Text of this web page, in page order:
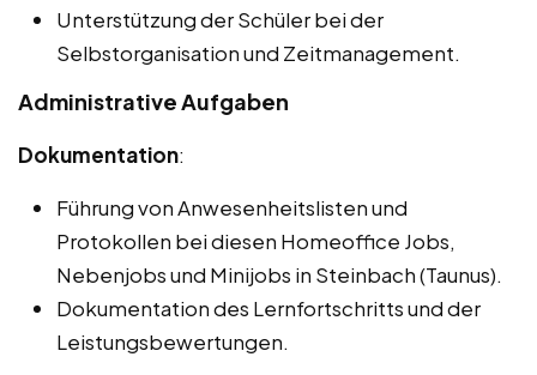
Unterstützung der Schüler bei der
Selbstorganisation und Zeitmanagement.
Administrative Aufgaben
Dokumentation:
Führung von Anwesenheitslisten und
Protokollen bei diesen Homeoffice Jobs,
Nebenjobs und Minijobs in Steinbach (Taunus).
Dokumentation des Lernfortschritts und der
Leistungsbewertungen.